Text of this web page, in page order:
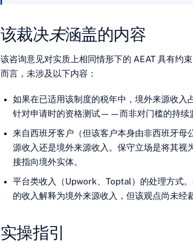
该裁决未涵盖的内容
该咨询意见对实质上相同情形下的 AEAT 具有约
而言，未涉及以下内容：
如果在已适用该制度的税年中，境外来源收入
针对申请时的资格测试——而非对门槛的持续
来自西班牙客户（但该客户本身由非西班牙母
源收入还是境外来源收入。保守立场是将其视
接指向境外实体。
平台类收入（Upwork、Toptal）的处理方式
的收入解释为境外来源收入，但该观点尚未经
实操指引